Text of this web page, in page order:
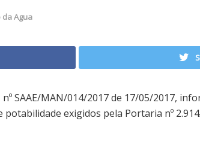
Agua
SAAE/MAN/014/2017 de 17/05/2017,
exigidos pela Portaria nº